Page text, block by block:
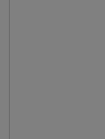
技馆新馆项目